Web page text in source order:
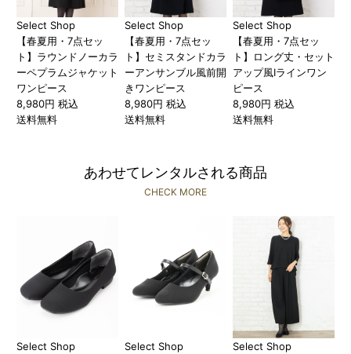
Select Shop
【春夏用・7点セッ
ト】ラウンドノーカラ
ーペプラムジャケット
ワンピース
8,980円 税込
送料無料
Select Shop
【春夏用・7点セッ
ト】セミスタンドカラ
ーアンサンブル風前開
きワンピース
8,980円 税込
送料無料
Select Shop
【春夏用・7点セッ
ト】ロング丈・セット
アップ風Iラインワン
ピース
8,980円 税込
送料無料
あわせてレンタルされる商品
CHECK MORE
Select Shop
Select Shop
Select Shop